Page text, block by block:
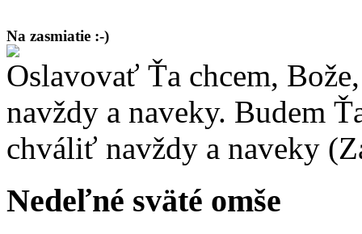
Na zasmiatie :-)
Malý chlapec sa modlí:
Pane Bože, ďakujem za otecka, za mamičku a prosím aj za Teba,
Oslavovať Ťa chcem,
navždy a naveky. Budem
chváliť navždy a naveky
Nedeľné sväté omše